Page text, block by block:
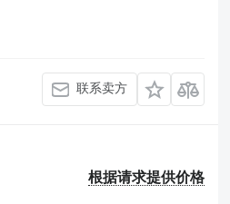
联系卖方
根据请求提供价格